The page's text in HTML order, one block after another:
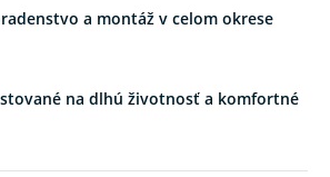
a montáž v celom okrese
na dlhú životnosť a komfortné